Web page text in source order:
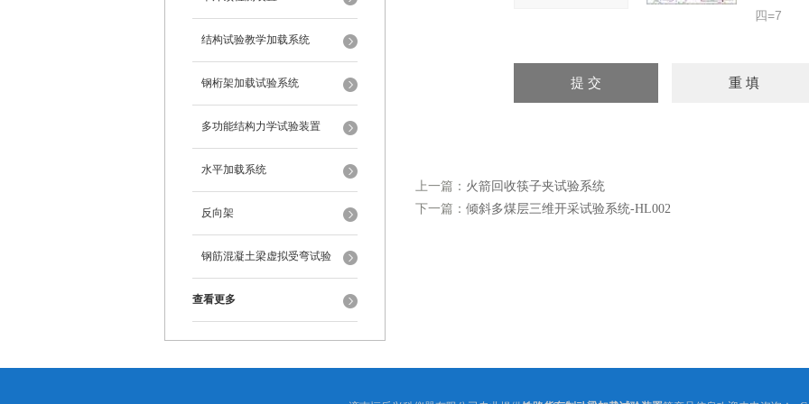
结构试验教学加载系统
钢桁架加载试验系统
多功能结构力学试验装置
水平加载系统
反向架
钢筋混凝土梁虚拟受弯试验
查看更多
四=7
上一篇： 火箭回收筷子夹试验系统
下一篇： 倾斜多煤层三维开采试验系统-HL002